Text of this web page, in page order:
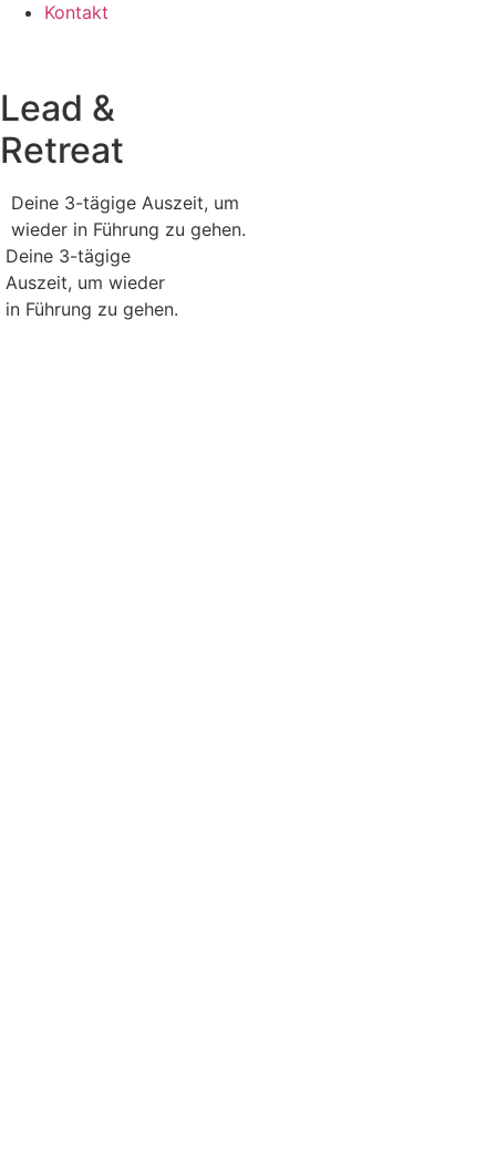
Kontakt
Lead &
Retreat
Deine 3-tägige Auszeit, um
wieder in Führung zu gehen.
Deine 3-tägige
Auszeit, um wieder
in Führung zu gehen.